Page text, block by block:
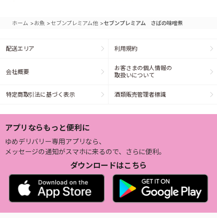
ホーム >お魚 >セブンプレミアム他 >セブンプレミアム さばの味噌煮
配送エリア 利用規約
会社概要
お客さまの個人情報の
取扱いについて
特定商取引法に基づく表示 酒類販売管理者標識
アプリならもっと便利に
ゆめデリバリー専用アプリなら、
メッセージの通知がスマホに来るので、さらに便利。
ダウンロードはこちら